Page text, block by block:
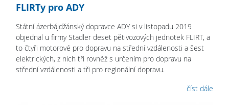
FLIRTy pro ADY
Státní ázerbájdžánský dopravce ADY si v listopadu 2019
objednal u firmy Stadler deset pětivozových jednotek FLIRT, a
to čtyři motorové pro dopravu na střední vzdálenosti a šest
elektrických, z nich tři rovněž s určením pro dopravu na
střední vzdálenosti a tři pro regionální dopravu.
číst dále